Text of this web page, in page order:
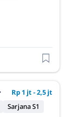
Rp 1 jt - 2,5 jt
Sarjana S1